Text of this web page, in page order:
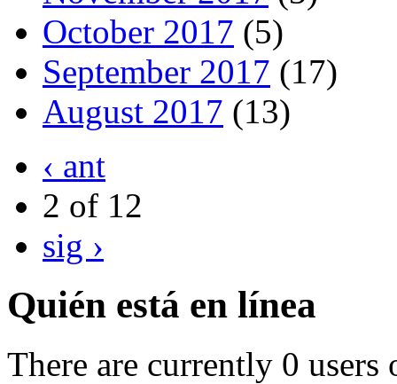
October 2017 (5)
September 2017 (17)
August 2017 (13)
‹ ant
2 of 12
sig ›
Quién está en línea
There are currently 0 users